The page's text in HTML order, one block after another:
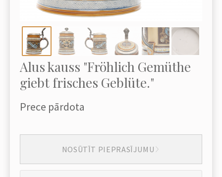
Alus kauss "Fröhlich Gemüthe
giebt frisches Geblüte."
Prece pārdota
NOSŪTĪT PIEPRASĪJUMU